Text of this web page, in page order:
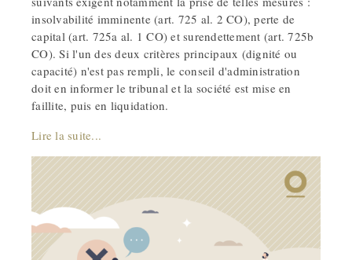
insolvabilité imminente (art. 725 al. 2 CO), perte de
capital (art. 725a al. 1 CO) et surendettement (art. 725b
CO). Si l'un des deux critères principaux (dignité ou
capacité) n'est pas rempli, le conseil d'administration
doit en informer le tribunal et la société est mise en
faillite, puis en liquidation.
Lire la suite...